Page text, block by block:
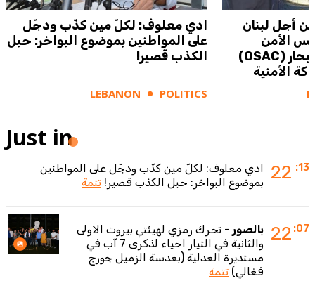
ادي معلوف: لكلّ مين كذّب ودجّل
على المواطنين بموضوع البواخر: حبل
الكذب قصير!
LEBANON POLITICS
أجل لبنان
الأمن
الاستشاري لما وراء البحار (OSAC)
الأمنية
Just in
22 :13
ادي معلوف: لكلّ مين كذّب ودجّل على المواطنين
بموضوع البواخر: حبل الكذب قصير! تتمة
22 :07 بالصور - تحرك رمزي لهيئتي بيروت الاولى
والثانية في التيار احياء لذكرى 7 آب في
مستديرة العدلية (بعدسة الزميل جورج
فغالي) تتمة